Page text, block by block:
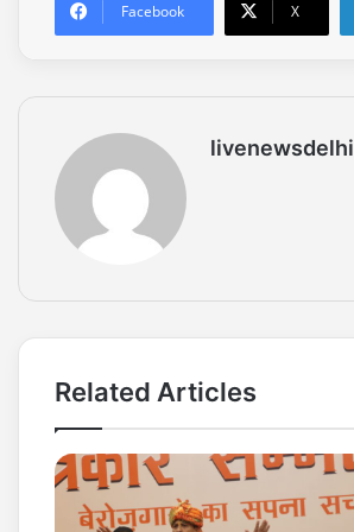
Facebook X
livenewsdelhi
Related Articles